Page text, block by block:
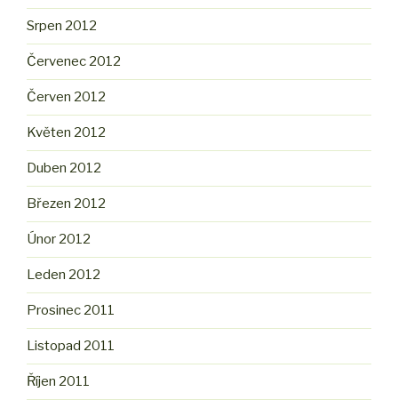
Srpen 2012
Červenec 2012
Červen 2012
Květen 2012
Duben 2012
Březen 2012
Únor 2012
Leden 2012
Prosinec 2011
Listopad 2011
Říjen 2011